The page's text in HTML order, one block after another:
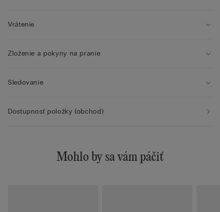
Vrátenie
Zloženie a pokyny na pranie
Sledovanie
Dostupnosť položky (obchod)
Mohlo by sa vám páčiť